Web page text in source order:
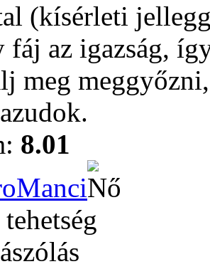
(kísérleti
fáj az igazság,
meg
8.01